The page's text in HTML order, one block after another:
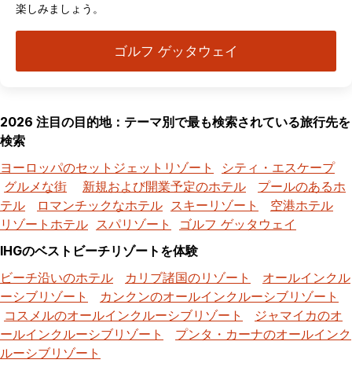
楽しみましょう。
ゴルフ ゲッタウェイ
2026 注目の目的地：テーマ別で最も検索されている旅行先を
検索
ヨーロッパのセットジェットリゾート
シティ・エスケープ
グルメな街
新規および開業予定のホテル
プールのあるホ
テル
ロマンチックなホテル スキーリゾート
空港ホテル
リゾートホテル スパリゾート
ゴルフ ゲッタウェイ
IHGのベストビーチリゾートを体験
ビーチ沿いのホテル
カリブ諸国のリゾート
オールインクル
ーシブリゾート
カンクンのオールインクルーシブリゾート
コスメルのオールインクルーシブリゾート
ジャマイカのオ
ールインクルーシブリゾート
プンタ・カーナのオールインク
ルーシブリゾート